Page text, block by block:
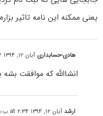
یعنی ممکنه این نامه تاثیر
هادی-حسابداری آبان ۱۲, ۱۳۹۴ at ۲:۲۷ ب٫ظ
انشاالله که موافقت بشه
ارشدآبان ۱۲, ۱۳۹۴ at ۲:۳۴ ب٫ظ